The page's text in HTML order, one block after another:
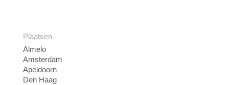
Plaatsen
Almelo
Amsterdam
Apeldoorn
Den Haag